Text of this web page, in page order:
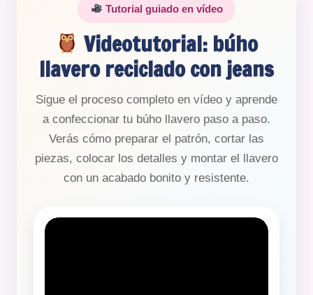
Tutorial guiado en vídeo
Videotutorial: búho
llavero reciclado con jeans
Sigue el proceso completo en vídeo y aprende
a confeccionar tu búho llavero paso a paso.
Verás cómo preparar el patrón, cortar las
piezas, colocar los detalles y montar el llavero
con un acabado bonito y resistente.